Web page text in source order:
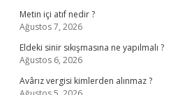
Metin içi atıf nedir ?
Ağustos 7, 2026
Eldeki sinir sıkışmasına ne yapılmalı ?
Ağustos 6, 2026
Avârız vergisi kimlerden alınmaz ?